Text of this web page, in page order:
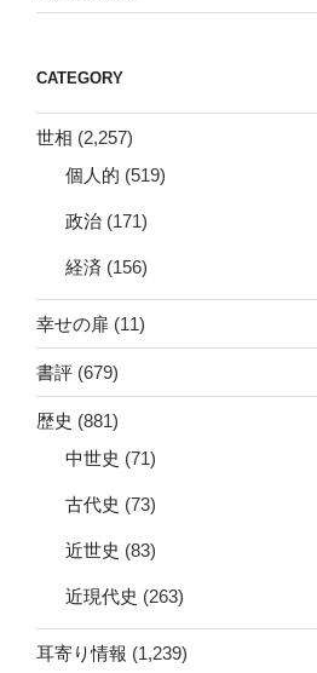
CATEGORY
世相 (2,257)
個人的 (519)
政治 (171)
経済 (156)
幸せの扉 (11)
書評 (679)
歴史 (881)
中世史 (71)
古代史 (73)
近世史 (83)
近現代史 (263)
耳寄り情報 (1,239)